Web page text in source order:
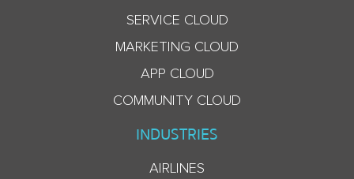
SERVICE CLOUD
MARKETING CLOUD
APP CLOUD
COMMUNITY CLOUD
INDUSTRIES
AIRLINES